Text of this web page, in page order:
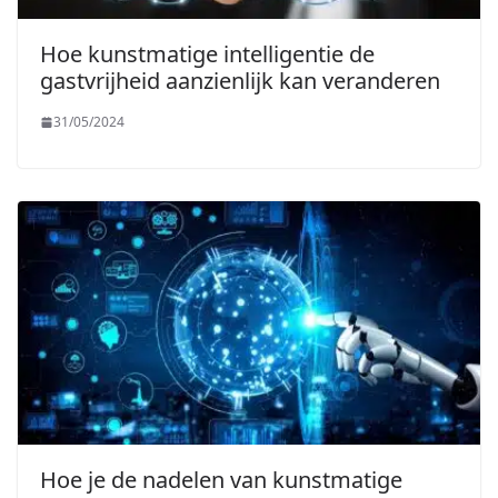
Hoe kunstmatige intelligentie de
gastvrijheid aanzienlijk kan veranderen
31/05/2024
Hoe je de nadelen van kunstmatige